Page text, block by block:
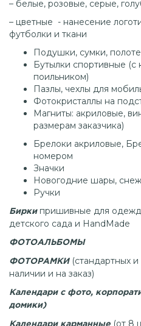
– белые, розовые, серые,
– цветные - нанесение
футболки и ткани
Подушки, сумки,
Бутылки спортивные (с
поильником)
Пазлы, чехлы для
Фотокристаллы на
Магниты: акриловые,
размерам заказчика)
Брелоки акриловые,
номером
Значки
Новогодние шары,
Ручки
Бирки пришивные для
детского сада и HandMade
ФОТОАЛЬБОМЫ
ФОТОРАМКИ(стандартных и
наличии и на заказ)
Календари с фото,
домики)
Календари карманные (от 8